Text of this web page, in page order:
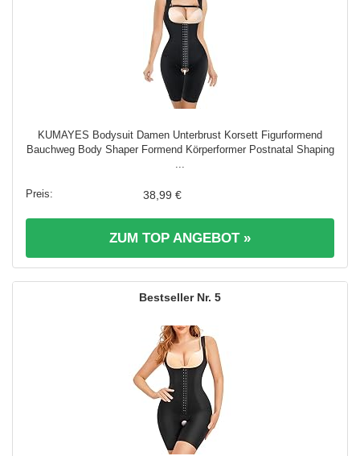
KUMAYES Bodysuit Damen Unterbrust Korsett Figurformend
Bauchweg Body Shaper Formend Körperformer Postnatal Shaping
38,99 €
ZUM TOP ANGEBOT »
5